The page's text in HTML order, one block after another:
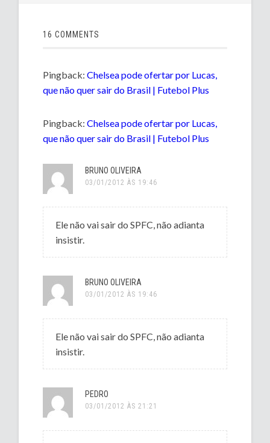
16 COMMENTS
Pingback:Chelsea pode ofertar por Lucas,
que não quer sair do Brasil | Futebol Plus
Pingback:Chelsea pode ofertar por Lucas,
que não quer sair do Brasil | Futebol Plus
BRUNO OLIVEIRA
03/01/2012 ÀS 19:46
Ele não vai sair do SPFC, não adianta
insistir.
BRUNO OLIVEIRA
03/01/2012 ÀS 19:46
Ele não vai sair do SPFC, não adianta
insistir.
PEDRO
03/01/2012 ÀS 21:21